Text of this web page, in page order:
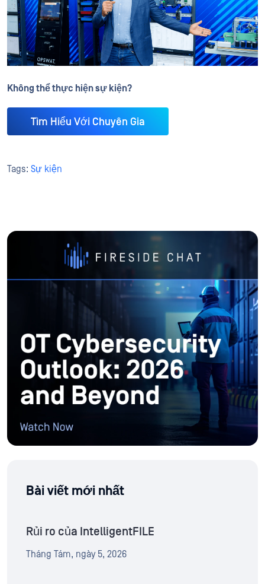
Không thể thực hiện sự kiện?
Tìm Hiểu Với Chuyên Gia
Tags: Sự kiện
Bài viết mới nhất
Rủi ro của IntelligentFILE
Tháng Tám, ngày 5, 2026